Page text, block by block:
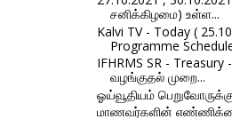
சனிக்கிழமை) உள்ள...
Kalvi TV - Today (
Programme
IFHRMS SR - Treasury
வழங்குதல் முறை...
ஓய்வூதியம் பெறுவோருக்கு
மாணவர்களின்